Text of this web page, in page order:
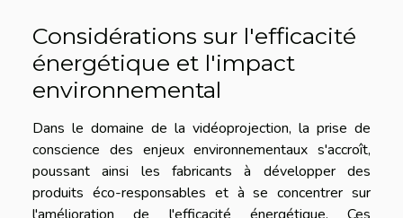
Considérations sur l'efficacité
énergétique et l'impact
environnemental
Dans le domaine de la vidéoprojection, la prise de
conscience des enjeux environnementaux s'accroît,
poussant ainsi les fabricants à développer des
produits éco-responsables et à se concentrer sur